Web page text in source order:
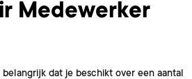
Medewerker
dat je beschikt over een aantal